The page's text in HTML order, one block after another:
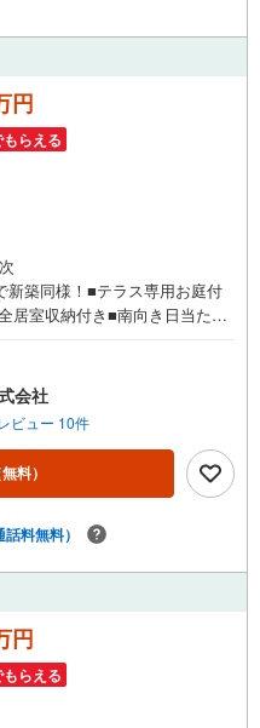
円
らえる
築同様！■テラス専用お庭付
居室収納付き■南向き日当たり
ら広がるお庭、自然を身近に
売株式会社 家デパのつよみ●・
まで幅広い物件を取り扱って
まかせください。新築戸建、
、土地をお客様のご希望に合わ
中古物件のリフォーム実績多
築購入より低コストで、新築
族そろってご来場くださ
～午後6時30分 （定休日:水曜
お問い合わせがスムーズにご
タンをタッチ！もしくはお気
会社
ビュー 10件
無料）
話料無料）
円
らえる